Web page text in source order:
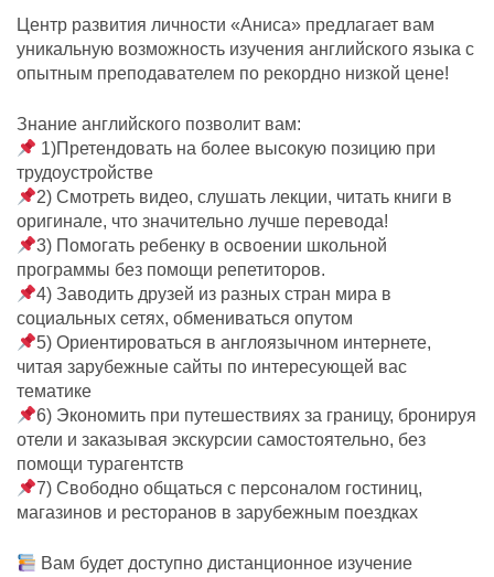
Центр развития личности «Аниса» предлагает вам
уникальную возможность изучения английского языка с
опытным преподавателем по рекордно низкой цене!
Знание английского позволит вам:
1)Претендовать на более высокую позицию при
трудоустройстве
2) Смотреть видео, слушать лекции, читать книги в
оригинале, что значительно лучше перевода!
3) Помогать ребенку в освоении школьной
программы без помощи репетиторов.
4) Заводить друзей из разных стран мира в
социальных сетях, обмениваться опутом
5) Ориентироваться в англоязычном интернете,
читая зарубежные сайты по интересующей вас
тематике
6) Экономить при путешествиях за границу, бронируя
отели и заказывая экскурсии самостоятельно, без
помощи турагентств
7) Свободно общаться с персоналом гостиниц,
магазинов и ресторанов в зарубежным поездках
Вам будет доступно дистанционное изучение